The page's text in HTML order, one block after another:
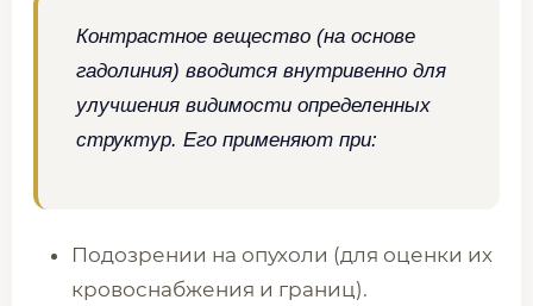
Контрастное вещество (на основе
гадолиния) вводится внутривенно для
улучшения видимости определенных
структур. Его применяют при:
Подозрении на опухоли (для оценки их
кровоснабжения и границ).